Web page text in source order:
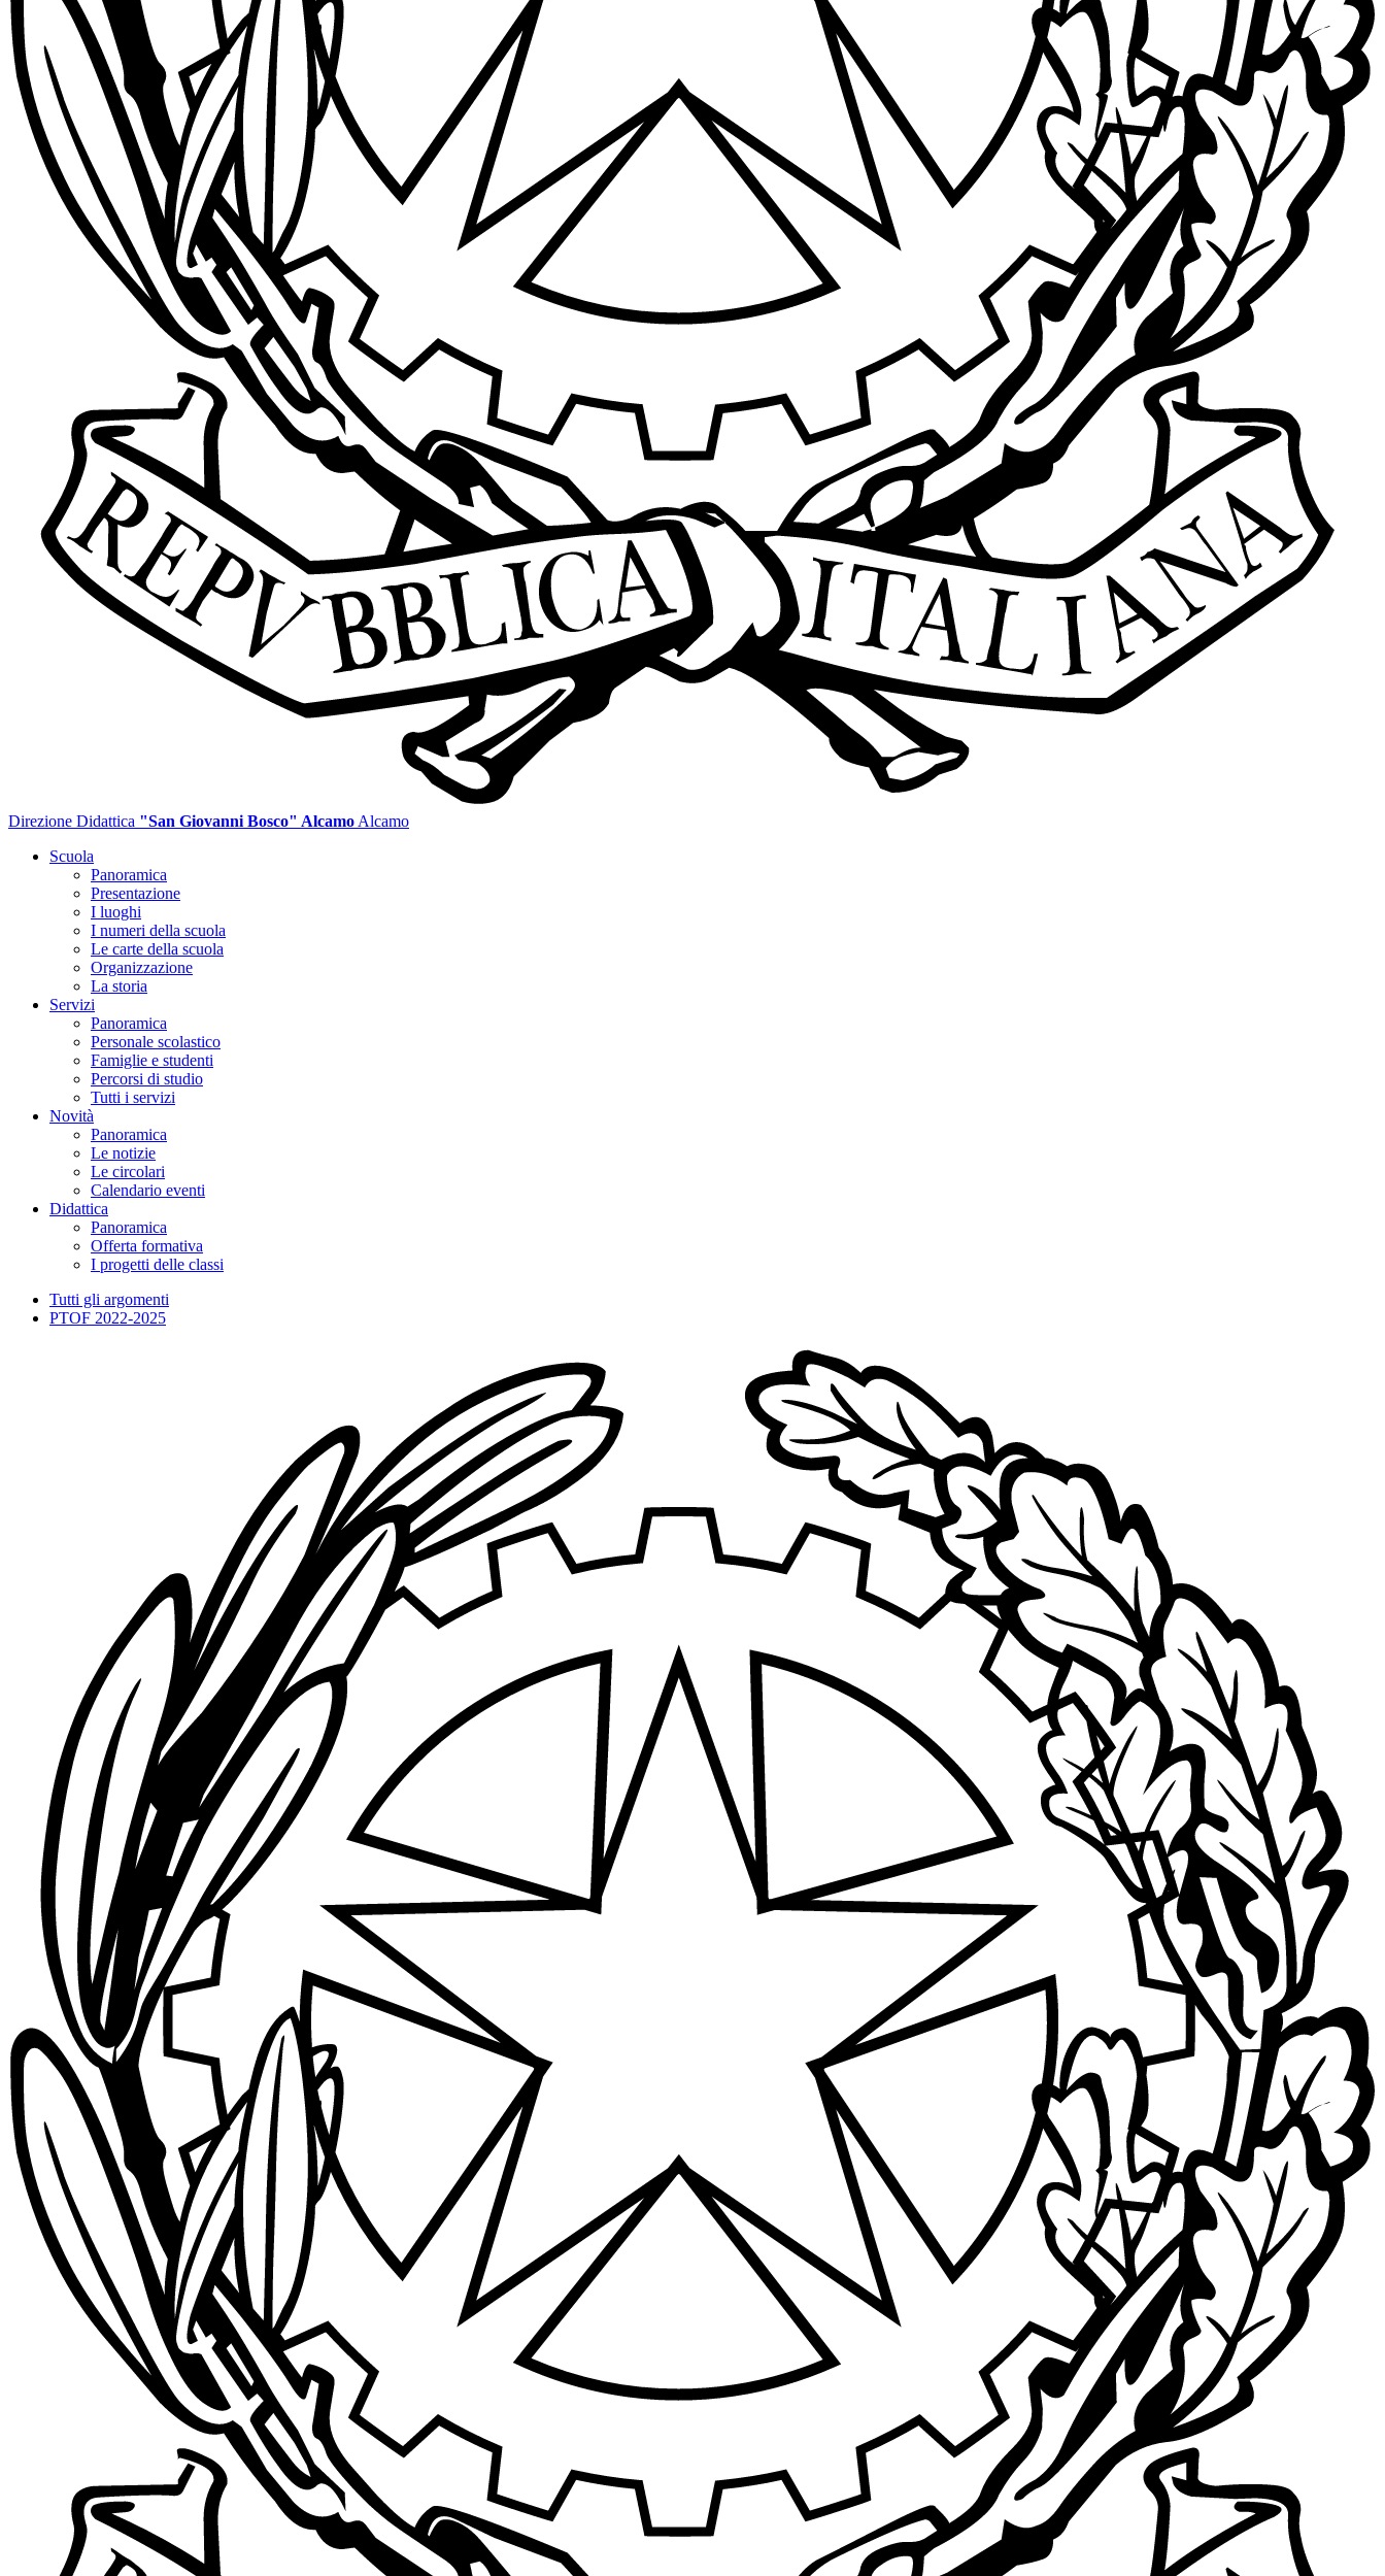
Direzione Didattica "San Giovanni Bosco" Alcamo Alcamo
Scuola
Panoramica
Presentazione
I luoghi
I numeri della scuola
Le carte della scuola
Organizzazione
La storia
Servizi
Panoramica
Personale scolastico
Famiglie e studenti
Percorsi di studio
Tutti i servizi
Novità
Panoramica
Le notizie
Le circolari
Calendario eventi
Didattica
Panoramica
Offerta formativa
I progetti delle classi
Tutti gli argomenti
PTOF 2022-2025